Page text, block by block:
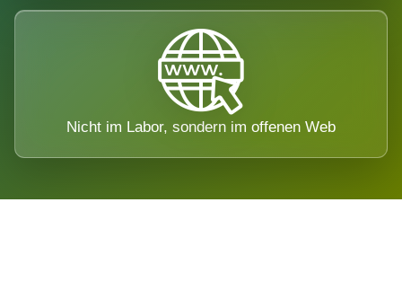
Nicht im Labor, sondern im offenen Web